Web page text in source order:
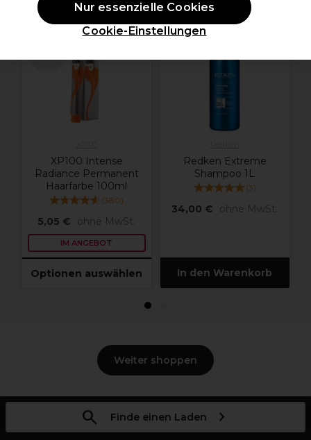
ANGEBOT
XP100 Intense
Radiance Permanent
Haarfarbe 100ml
(380)
5,05 € ohne MwSt.
IM ANGEBOT
Optionen auswählen
Redken Extreme
Shampoo 1L
(3)
34,00 € ohne MwSt.
In den Warenkorb
1
Weiter shoppen
Finde einen Laden
Cookie-Einstellungen
Nur essenzielle Cookies